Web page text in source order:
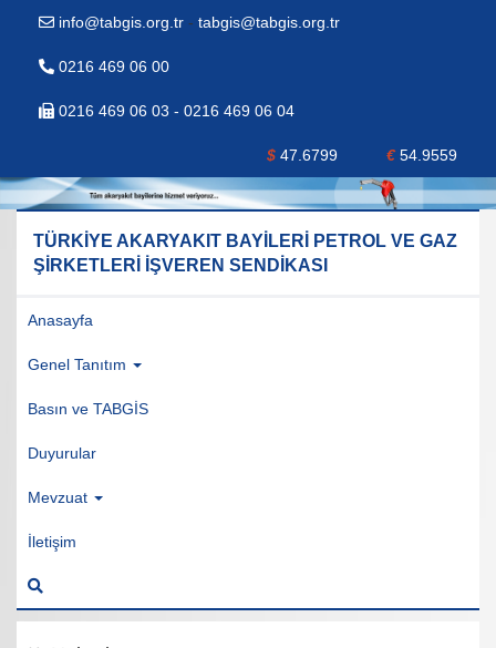
info@tabgis.org.tr - tabgis@tabgis.org.tr
0216 469 06 00
0216 469 06 03 - 0216 469 06 04
$ 47.6799 €54.9559
TÜRKİYE AKARYAKIT BAYİLERİ PETROL VE GAZ
ŞİRKETLERİ İŞVEREN SENDİKASI
Anasayfa
Genel Tanıtım
Basın ve TABGİS
Duyurular
Mevzuat
İletişim